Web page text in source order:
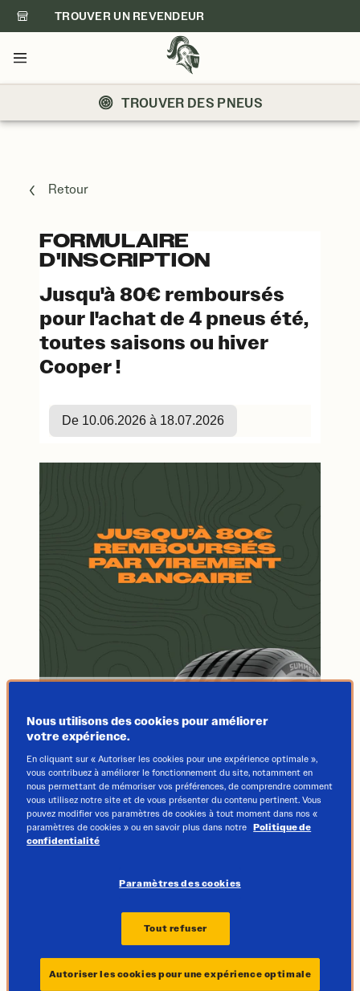
TROUVER UN REVENDEUR
TROUVER DES PNEUS
Retour
FORMULAIRE D'INSCRIPTION
FORMULAIRE
D'INSCRIPTION
Jusqu'à 80€ remboursés
pour l'achat de 4 pneus été,
toutes saisons ou hiver
Cooper !
De 10.06.2026 à 18.07.2026
Champ obligatoire
DÉTAILS DE LA
Nous utilisons des cookies pour améliorer
votre expérience.
En cliquant sur « Autoriser les cookies pour une expérience optimale »,
vous contribuez à améliorer le fonctionnement du site, notamment en
nous permettant de mémoriser vos préférences, de comprendre comment
vous utilisez notre site et de vous présenter du contenu pertinent. Vous
pouvez modifier vos paramètres de cookies à tout moment dans nos «
paramètres de cookies » ou en savoir plus dans notre Politique de
confidentialité
Paramètres des cookies
Tout refuser
Autoriser les cookies pour une expérience optimale